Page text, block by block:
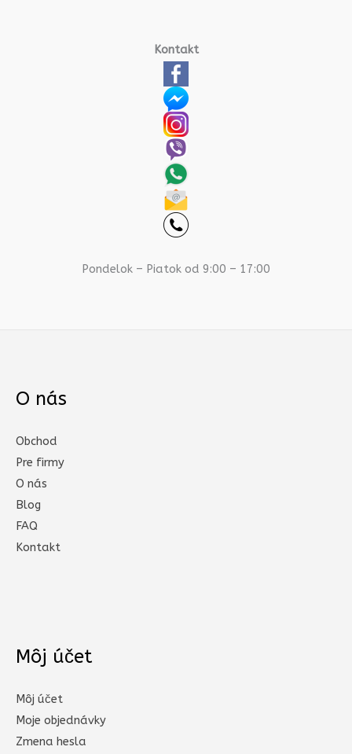
Kontakt
Pondelok – Piatok od 9:00 – 17:00
O nás
Obchod
Pre firmy
O nás
Blog
FAQ
Kontakt
Môj účet
Môj účet
Moje objednávky
Zmena hesla